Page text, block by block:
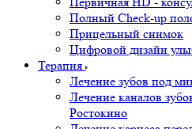
Полный Check-up
Прицельный снимок
Цифровой дизайн
Терапия
Лечение зубов под
Лечение каналов
Ростокино